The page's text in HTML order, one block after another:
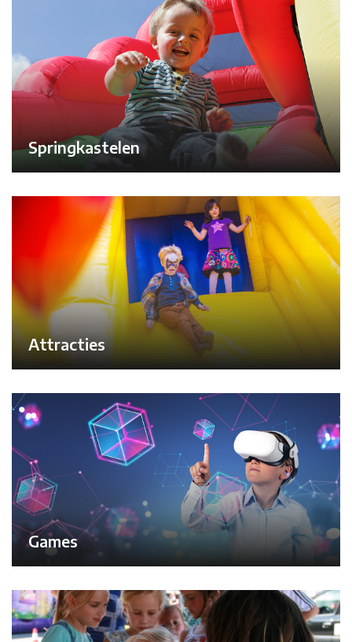
Springkastelen
Attracties
Games